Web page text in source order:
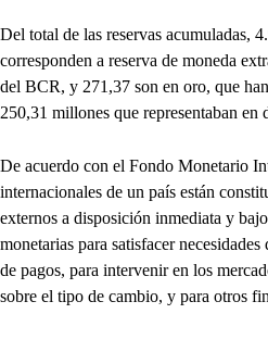
Del total de las reservas acumuladas,
corresponden a reserva de moneda
del BCR, y 271,37 son en oro, que
250,31 millones que representaban en
De acuerdo con el Fondo Monetario
internacionales de un país están
externos a disposición inmediata y
monetarias para satisfacer
de pagos, para intervenir en los
sobre el tipo de cambio, y para otros